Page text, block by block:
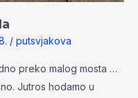
/ putsvjakova
preko malog mosta …
Jutros hodamo u